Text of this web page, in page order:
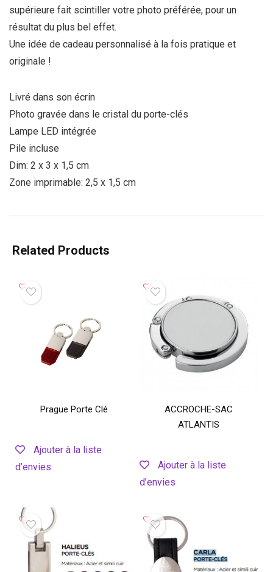
supérieure fait scintiller votre photo préférée, pour un
résultat du plus bel effet.
Une idée de cadeau personnalisé à la fois pratique et
originale !
Livré dans son écrin
Photo gravée dans le cristal du porte-clés
Lampe LED intégrée
Pile incluse
Dim: 2 x 3 x 1,5 cm
Zone imprimable: 2,5 x 1,5 cm
Related Products
Prague Porte Clé
Ajouter à la liste
d’envies
ACCROCHE-SAC
ATLANTIS
Ajouter à la liste
d’envies